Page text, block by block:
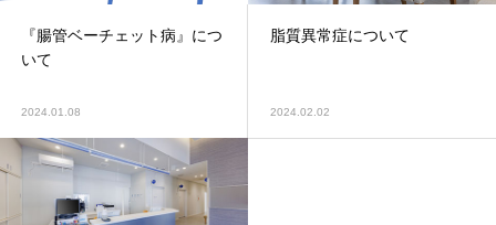
『腸管ベーチェット病』につ
いて
2024.01.08
脂質異常症について
2024.02.02